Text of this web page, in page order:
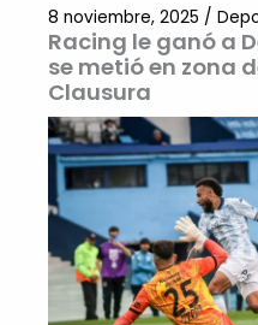
Racing le ganó a
se metió en zona
Clausura
8 noviembre, 2025 /